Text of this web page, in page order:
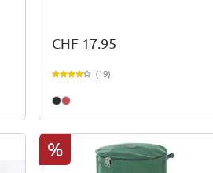
CHF 17.95
(19)
%